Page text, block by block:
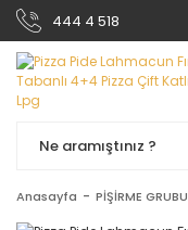
444 4 518
Anasayfa PİŞİRME GRUBU